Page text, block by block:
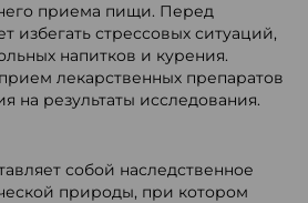
приема пищи. Перед
избегать стрессовых ситуаций,
напитков и курения.
лекарственных препаратов
на результаты исследования.
собой наследственное
природы, при котором